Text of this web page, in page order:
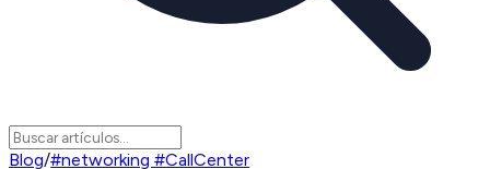
Blog/#networking #CallCenter